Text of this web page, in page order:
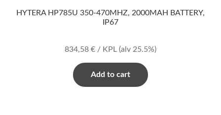
HYTERA HP785U 350-470MHZ, 2000MAH BATTERY,
IP67
834,58 € / KPL (alv 25.5%)
Add to cart